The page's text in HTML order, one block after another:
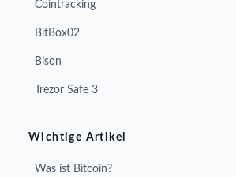
Cointracking
BitBox02
Bison
Trezor Safe 3
Wichtige Artikel
Was ist Bitcoin?